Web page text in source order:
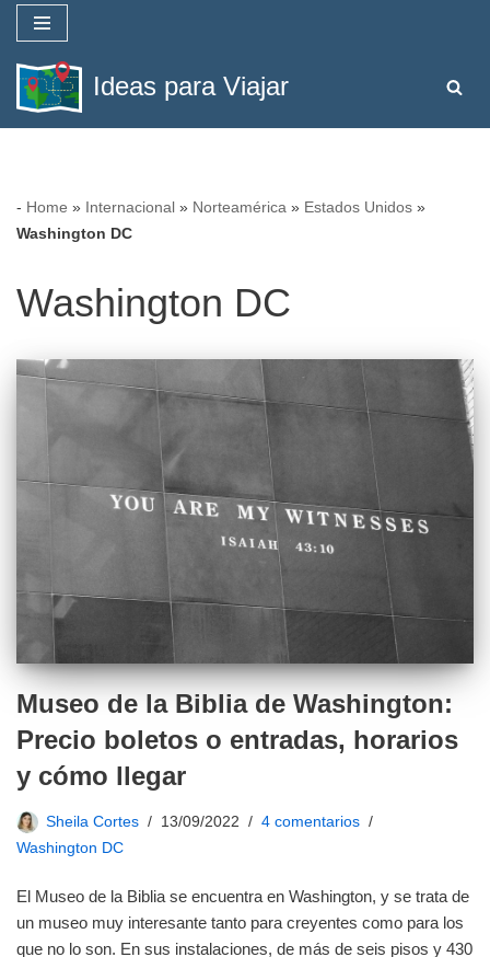
Saltar
al
contenido
Ideas para Viajar
- Home » Internacional » Norteamérica » Estados Unidos »
Washington DC
Washington DC
Museo de la Biblia de Washington:
Precio boletos o entradas, horarios
y cómo llegar
Sheila Cortes 13/09/2022
4 comentarios
Washington DC
El Museo de la Biblia se encuentra en Washington, y se trata de
un museo muy interesante tanto para creyentes como para los
que no lo son. En sus instalaciones, de más de seis pisos y 430